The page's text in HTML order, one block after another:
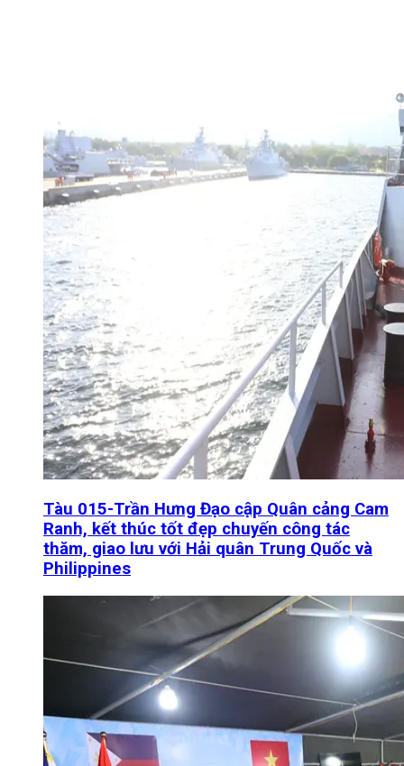
Tàu 015-Trần Hưng Đạo cập Quân cảng Cam
Ranh, kết thúc tốt đẹp chuyến công tác
thăm, giao lưu với Hải quân Trung Quốc và
Philippines